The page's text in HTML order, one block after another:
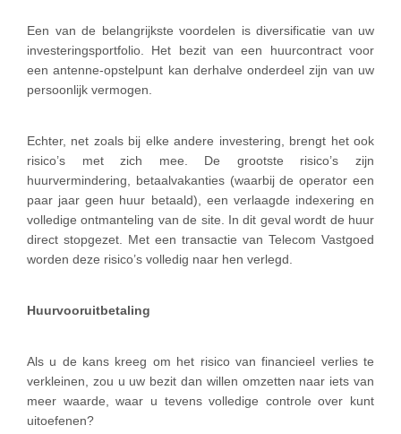
Een van de belangrijkste voordelen is diversificatie van uw
investeringsportfolio. Het bezit van een huurcontract voor
een antenne-opstelpunt kan derhalve onderdeel zijn van uw
persoonlijk vermogen.
Echter, net zoals bij elke andere investering, brengt het ook
risico’s met zich mee. De grootste risico’s zijn
huurvermindering, betaalvakanties (waarbij de operator een
paar jaar geen huur betaald), een verlaagde indexering en
volledige ontmanteling van de site. In dit geval wordt de huur
direct stopgezet. Met een transactie van Telecom Vastgoed
worden deze risico’s volledig naar hen verlegd.
Huurvooruitbetaling
Als u de kans kreeg om het risico van financieel verlies te
verkleinen, zou u uw bezit dan willen omzetten naar iets van
meer waarde, waar u tevens volledige controle over kunt
uitoefenen?